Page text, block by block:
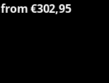
from €302,95 EUR